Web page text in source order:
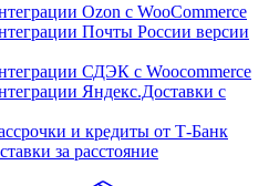
Ozon с WooCommerce
Почты России версии
СДЭК с Woocommerce
Яндекс.Доставки с
и кредиты от Т-Банк
за расстояние